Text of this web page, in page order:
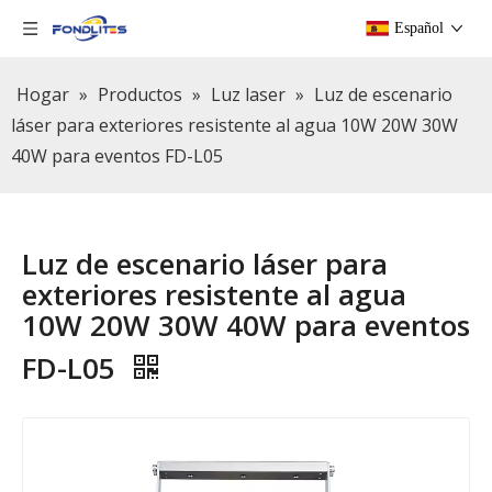
Español
Hogar » Productos » Luz laser » Luz de escenario
láser para exteriores resistente al agua 10W 20W 30W
40W para eventos FD-L05
Luz de escenario láser para
exteriores resistente al agua
10W 20W 30W 40W para eventos
FD-L05